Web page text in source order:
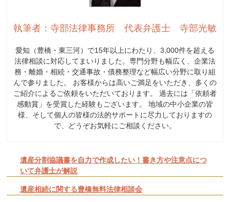
執筆者：寺部法律事務所 代表弁護士 寺部光敏
愛知（豊橋・東三河）で15年以上にわたり、3,000件を超える
法律相談に対応してまいりました。専門分野も幅広く、企業法
務・離婚・相続・交通事故・債務整理など幅広い分野に取り組
んで参りました。 お客様からは高いご満足をいただき、多くの
ご紹介によるご依頼をいただいております。 過去には「依頼者
感動賞」を受賞した経験もございます。 地域の中小企業の皆
様、そして個人の皆様の法的サポートに尽力しておりますの
で、どうぞお気軽にご相談ください。
遺産分割協議書を自力で作成したい！書き方や注意点につ
いて弁護士が解説
遺産相続に関する豊橋無料法律相談会